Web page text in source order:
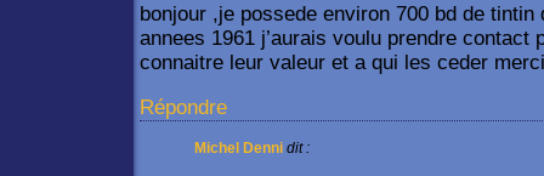
bonjour ,je possede environ 700 bd de
annees 1961 j’aurais voulu prendre
connaitre leur valeur et a qui les ceder
Répondre
Michel Denni dit :